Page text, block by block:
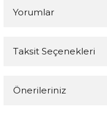
Yorumlar
Taksit Seçenekleri
Önerileriniz